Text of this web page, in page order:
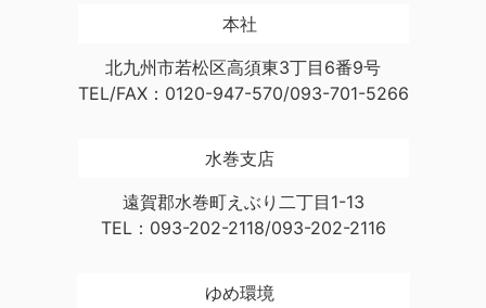
本社
北九州市若松区高須東3丁目6番9号
TEL/FAX：0120-947-570/093-701-5266
水巻支店
遠賀郡水巻町えぶり二丁目1-13
TEL：093-202-2118/093-202-2116
ゆめ環境